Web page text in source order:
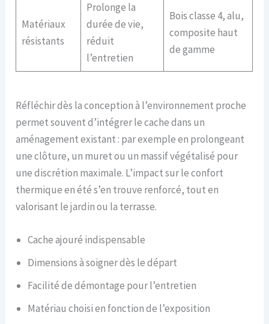
Matériaux
résistants
Prolonge la
durée de vie,
réduit
l’entretien
Bois classe 4, alu,
composite haut
de gamme
Réfléchir dès la conception à l’environnement proche
permet souvent d’intégrer le cache dans un
aménagement existant : par exemple en prolongeant
une clôture, un muret ou un massif végétalisé pour
une discrétion maximale. L’impact sur le confort
thermique en été s’en trouve renforcé, tout en
valorisant le jardin ou la terrasse.
Cache ajouré indispensable
Dimensions à soigner dès le départ
Facilité de démontage pour l’entretien
Matériau choisi en fonction de l’exposition